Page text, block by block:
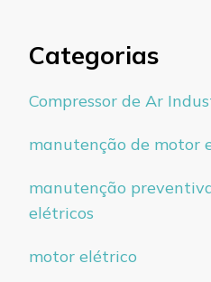
Categorias
Compressor de Ar
manutenção de motor
manutenção
elétricos
motor elétrico